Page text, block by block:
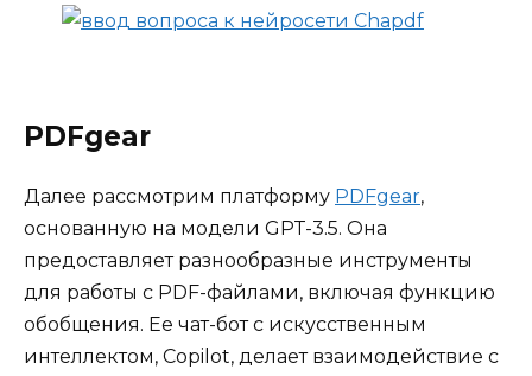
PDFgear
Далее рассмотрим платформу PDFgear,
основанную на модели GPT-3.5. Она
предоставляет разнообразные инструменты
для работы с PDF-файлами, включая функцию
обобщения. Ее чат-бот с искусственным
интеллектом, Copilot, делает взаимодействие с